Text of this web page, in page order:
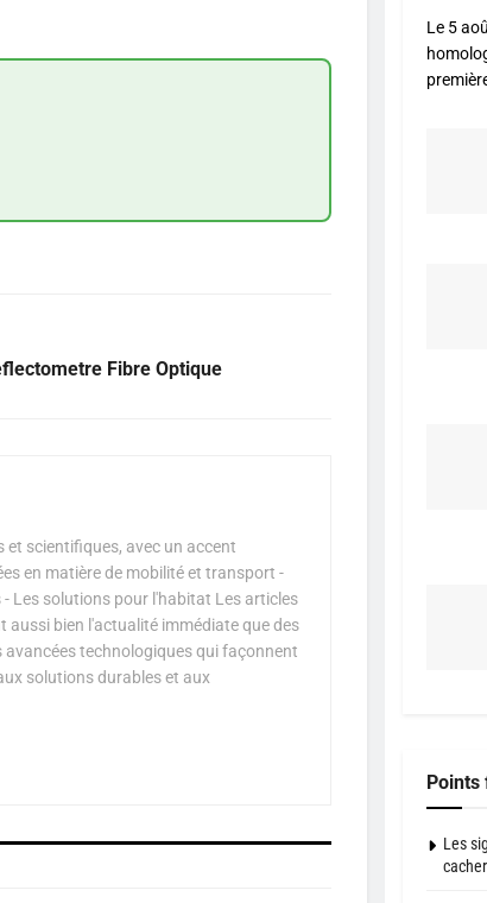
Fibre Optique
scientifiques, avec un accent
en matière de mobilité et transport -
Les solutions pour l'habitat Les articles
bien l'actualité immédiate que des
technologiques qui façonnent
solutions durables et aux
Le 5
Les